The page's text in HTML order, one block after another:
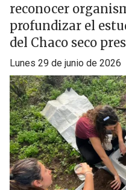
reconocer
profundizar el
del Chaco seco
lunes 29 de junio de 2026